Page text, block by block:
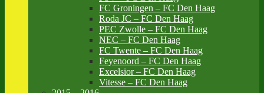
FC Groningen – FC Den Haag
Roda JC – FC Den Haag
PEC Zwolle – FC Den Haag
NEC – FC Den Haag
FC Twente – FC Den Haag
Feyenoord – FC Den Haag
Excelsior – FC Den Haag
Vitesse – FC Den Haag